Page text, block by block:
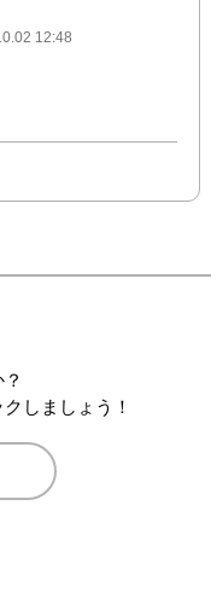
12:48
しましょう！